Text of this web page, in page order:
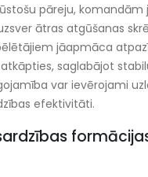
pāreju, komandām
ātras atgūšanas
jāapmāca
saglabājot
var ievērojami
efektivitāti.